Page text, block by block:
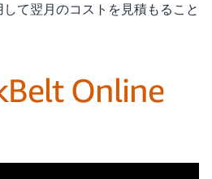
て翌月のコストを見積もること
Online